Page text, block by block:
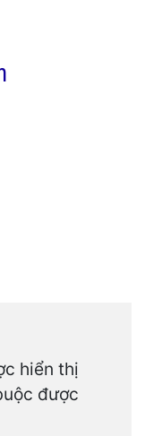
hiển thị
được